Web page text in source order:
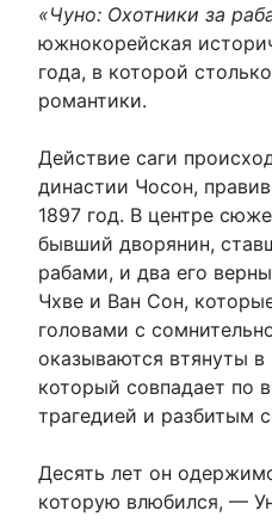
«Чуно: Охотники за
южнокорейская
года, в которой
романтики.
Действие саги
династии Чосон,
1897 год. В центре
бывший дворянин,
рабами, и два его
Чхве и Ван Сон,
головами с
оказываются втянуты в
который совпадает по
трагедией и разбитым
Десять лет он
которую влюбился, —